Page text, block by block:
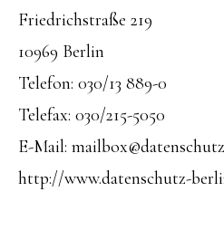
Friedrichstraße 219
10969 Berlin
Telefon: 030/13 889-0
Telefax: 030/215-5050
E-Mail:
http://www.datenschutz-